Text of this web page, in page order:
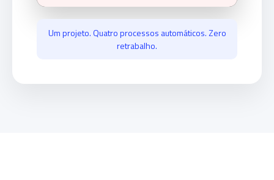
Um projeto. Quatro processos automáticos. Zero
retrabalho.